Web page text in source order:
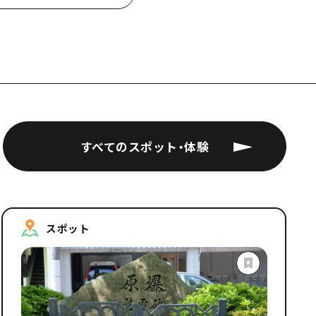
すべてのスポット・体験
スポット